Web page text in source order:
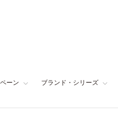
ーン ブランド・シリーズ